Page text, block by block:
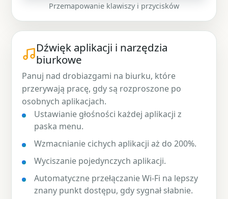
Przemapowanie klawiszy i przycisków
Dźwięk aplikacji i narzędzia
biurkowe
Panuj nad drobiazgami na biurku, które
przerywają pracę, gdy są rozproszone po
osobnych aplikacjach.
Ustawianie głośności każdej aplikacji z
paska menu.
Wzmacnianie cichych aplikacji aż do 200%.
Wyciszanie pojedynczych aplikacji.
Automatyczne przełączanie Wi-Fi na lepszy
znany punkt dostępu, gdy sygnał słabnie.